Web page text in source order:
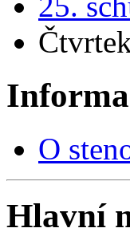
O
Hlavní